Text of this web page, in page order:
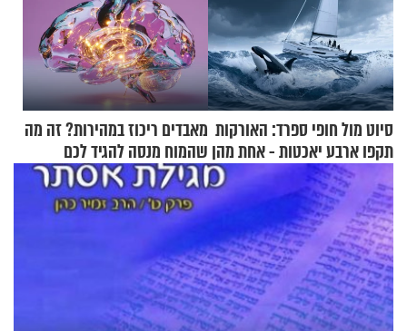
סיוט מול חופי ספרד: האורקות
תקפו ארבע יאכטות - אחת מהן
טבעה
מאבדים ריכוז במהירות? זה מה
שהמוח מנסה להגיד לכם